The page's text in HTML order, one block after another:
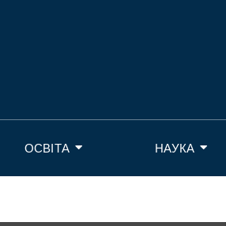
ОСВІТА НАУКА